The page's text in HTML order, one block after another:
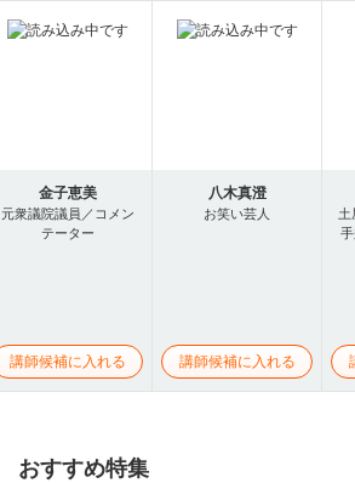
金子恵美
元衆議院議員／コメン
テーター
講師候補に入れる
八木真澄
お笑い芸人
講師候補に入れる
土
おすすめ特集